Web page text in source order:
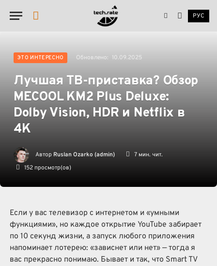
YouTube
РУС
ЭТО ИНТЕРЕСНО Обновлено: 10.09.2025
Лучшая ТВ-приставка? Обзор
MECOOL KM2 Plus Deluxe:
Dolby Vision, HDR и Netflix в
4К
Автор Ruslan Ozarko (admin)
7 мин. чит.
152 просмотр(ов)
Если у вас телевизор с интернетом и «умными
функциями», но каждое открытие YouTube забирает
по 10 секунд жизни, а запуск любого приложения
напоминает лотерею: «зависнет или нет» — тогда я
вас прекрасно понимаю. Бывает и так, что Smart TV